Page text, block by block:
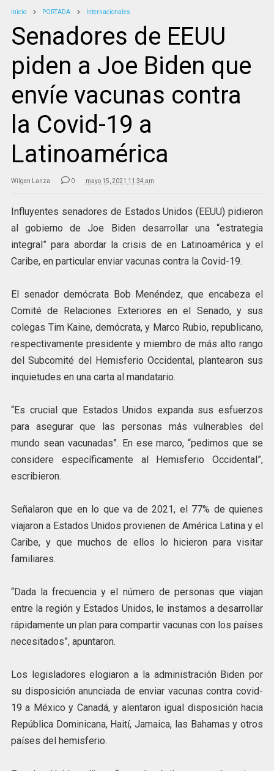
Inicio PORTADA Internacionales
Senadores de EEUU
piden a Joe Biden que
envíe vacunas contra
la Covid-19 a
Latinoamérica
Wilgen Lanza 0 mayo 15, 2021 11:34 am
Influyentes senadores de Estados Unidos (EEUU) pidieron
al gobierno de Joe Biden desarrollar una “estrategia
integral” para abordar la crisis de en Latinoamérica y el
Caribe, en particular enviar vacunas contra la Covid-19.
El senador demócrata Bob Menéndez, que encabeza el
Comité de Relaciones Exteriores en el Senado, y sus
colegas Tim Kaine, demócrata, y Marco Rubio, republicano,
respectivamente presidente y miembro de más alto rango
del Subcomité del Hemisferio Occidental, plantearon sus
inquietudes en una carta al mandatario.
“Es crucial que Estados Unidos expanda sus esfuerzos
para asegurar que las personas más vulnerables del
mundo sean vacunadas”. En ese marco, “pedimos que se
considere específicamente al Hemisferio Occidental”,
escribieron.
Señalaron que en lo que va de 2021, el 77% de quienes
viajaron a Estados Unidos provienen de América Latina y el
Caribe, y que muchos de ellos lo hicieron para visitar
familiares.
“Dada la frecuencia y el número de personas que viajan
entre la región y Estados Unidos, le instamos a desarrollar
rápidamente un plan para compartir vacunas con los países
necesitados”, apuntaron.
Los legisladores elogiaron a la administración Biden por
su disposición anunciada de enviar vacunas contra covid-
19 a México y Canadá, y alentaron igual disposición hacia
República Dominicana, Haití, Jamaica, las Bahamas y otros
países del hemisferio.